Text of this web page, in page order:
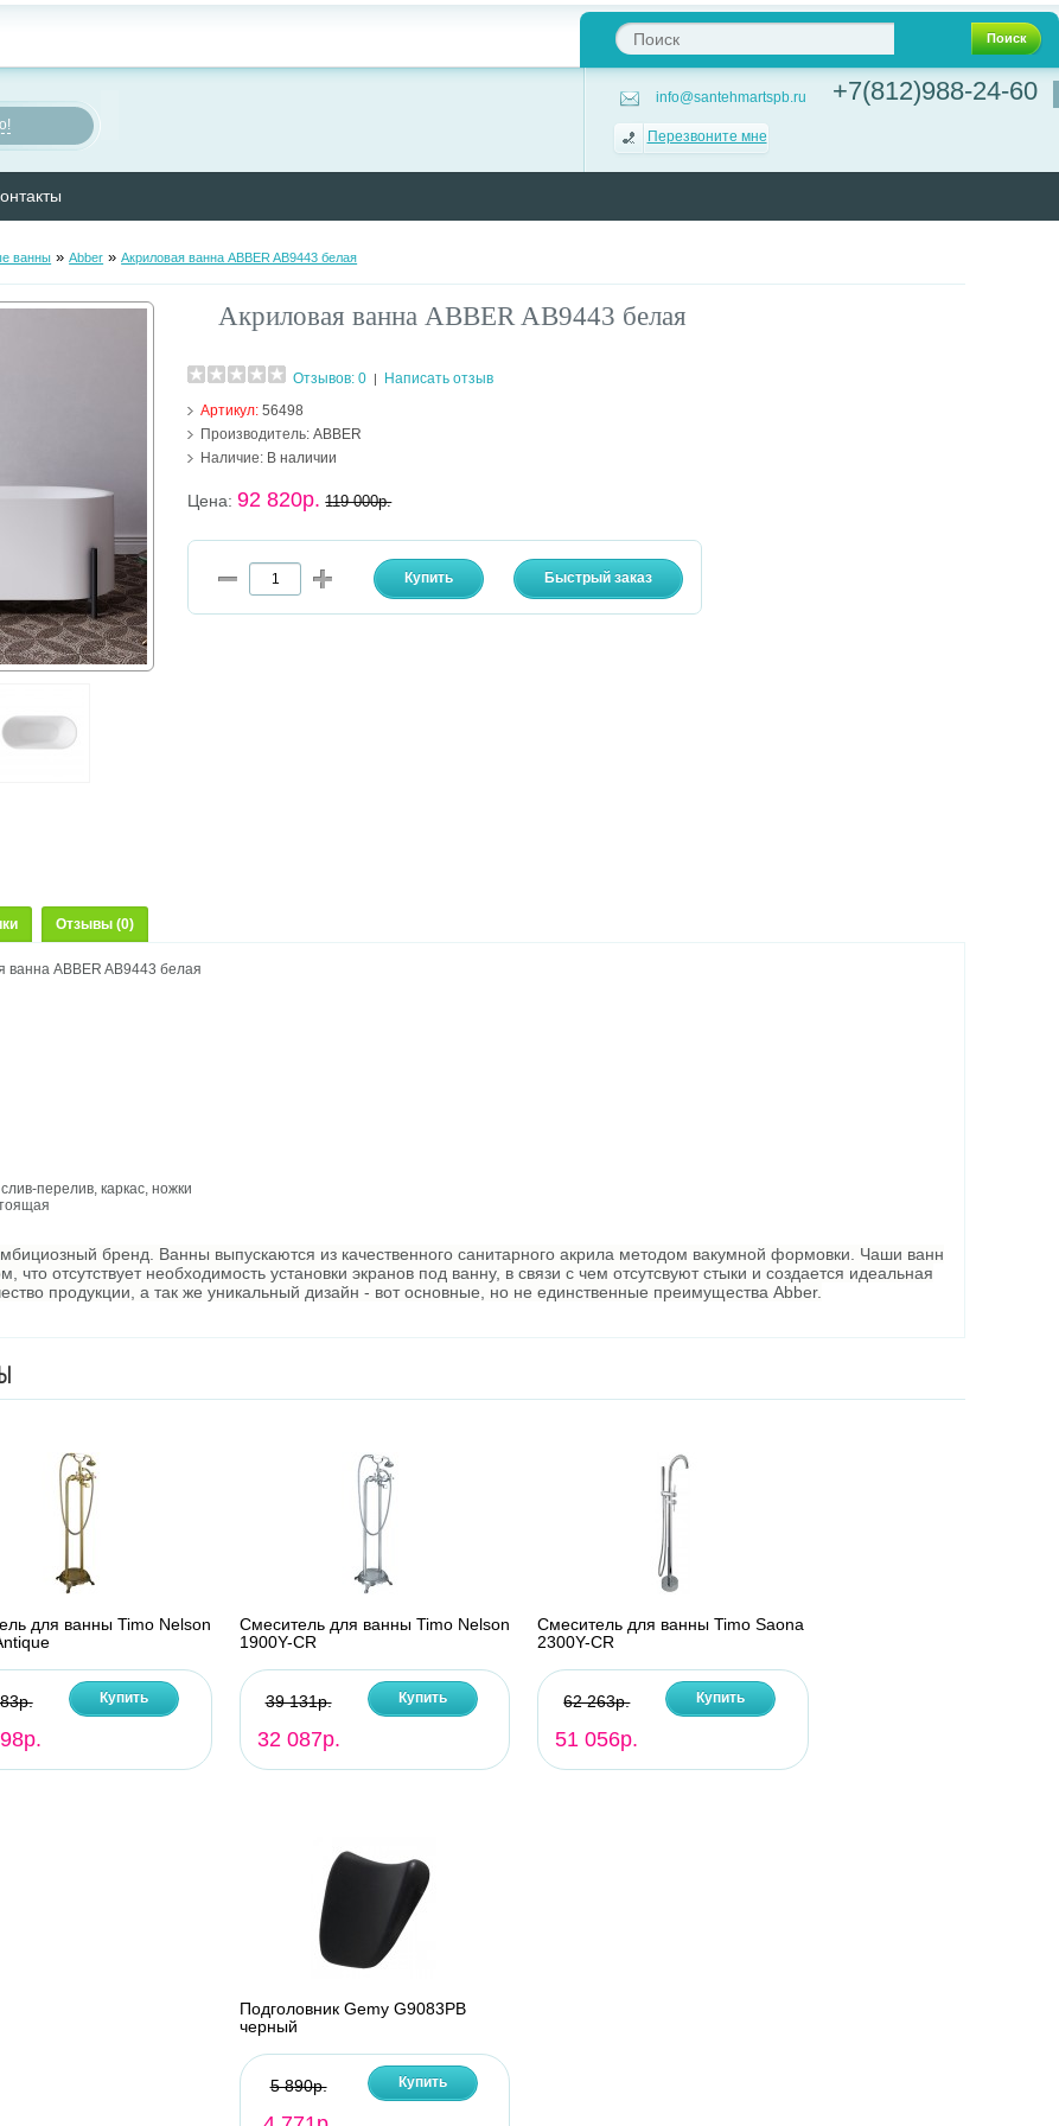
Поиск
info@santehmartspb.ru
Перезвоните мне
+7(812)988-24-60
ванны »Abber »Акриловая ванна ABBER AB9443 белая
Акриловая ванна ABBER AB9443 белая
Отзывов: 0 |
Написать отзыв
Артикул:56498
Производитель: ABBER
Наличие: В наличии
Цена:92 820р. 119 000р.
Отзывы (0)
ванна ABBER AB9443 белая
перелив, каркас, ножки
бренд. Ванны выпускаются из качественного санитарного акрила методом вакумной формовки. Чаши ванн
что отсутствует необходимость установки экранов под ванну, в связи с чем отсутсвуют стыки и создается идеальная
продукции, а так же уникальный дизайн - вот основные, но не единственные преимущества Abber.
для ванны Timo Nelson
Купить
Смеситель для ванны Timo Nelson
1900Y-CR
39 131р.
32 087р.
Купить
Смеситель для ванны Timo Saona
2300Y-CR
62 263р.
51 056р.
Купить
Подголовник Gemy G9083PB
черный
5 890р. Купить